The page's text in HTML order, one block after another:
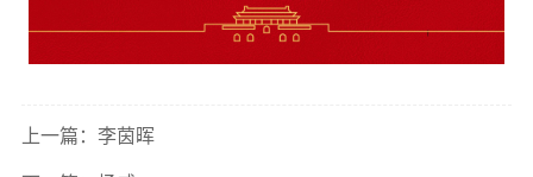
上一篇：李茵晖